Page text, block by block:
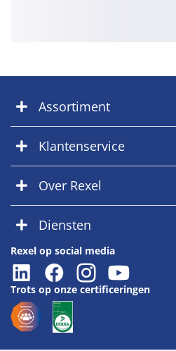
Assortiment
Klantenservice
Over Rexel
Diensten
Rexel op social media
Trots op onze certificeringen